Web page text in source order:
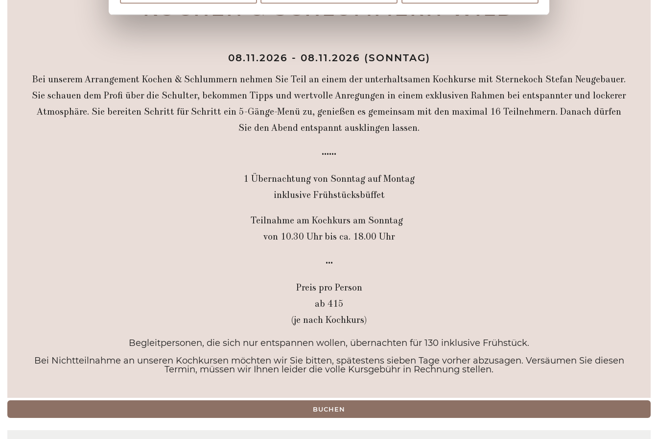
Wir verwenden Cookies, um Inhalte und Anzeigen zu personalisieren, Funktionen für soziale Medien anbieten zu können
KOCHEN & SCHLUMMERN WILD
08.11.2026 - 08.11.2026 (SONNTAG)
Bei unserem Arrangement Kochen & Schlummern nehmen Sie Teil an einem der unterhaltsamen Kochkurse mit Sternekoch Stefan Neugebauer.
Sie schauen dem Profi über die Schulter, bekommen Tipps und wertvolle Anregungen in einem exklusiven Rahmen bei entspannter und lockerer
Atmosphäre. Sie bereiten Schritt für Schritt ein 5-Gänge-Menü zu, genießen es gemeinsam mit den maximal 16 Teilnehmern. Danach dürfen
Sie den Abend entspannt ausklingen lassen.
••••••
1 Übernachtung von Sonntag auf Montag
inklusive Frühstücksbüffet
Teilnahme am Kochkurs am Sonntag
von 10.30 Uhr bis ca. 18.00 Uhr
•••
Preis pro Person
ab 415
(je nach Kochkurs)
Begleitpersonen, die sich nur entspannen wollen, übernachten für 130 inklusive Frühstück.
Bei Nichtteilnahme an unseren Kochkursen möchten wir Sie bitten, spätestens sieben Tage vorher abzusagen. Versäumen Sie diesen
Termin, müssen wir Ihnen leider die volle Kursgebühr in Rechnung stellen.
BUCHEN